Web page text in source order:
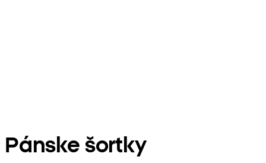
Pánske šortky